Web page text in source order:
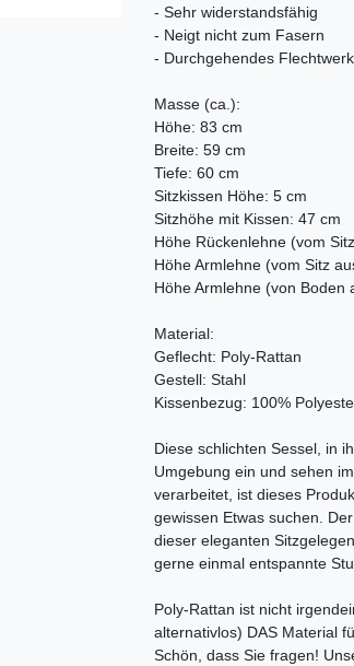
- Sehr widerstandsfähig
- Neigt nicht zum Fasern
- Durchgehendes
Masse (ca.):
Höhe: 83 cm
Breite: 59 cm
Tiefe: 60 cm
Sitzkissen Höhe: 5 cm
Sitzhöhe mit Kissen: 47 cm
Höhe Rückenlehne (vom
Höhe Armlehne (vom Sitz
Höhe Armlehne (von Boden
Material:
Geflecht: Poly-Rattan
Gestell: Stahl
Kissenbezug: 100%
Diese schlichten Sessel, in
Umgebung ein und sehen
verarbeitet, ist dieses
gewissen Etwas suchen.
dieser eleganten
gerne einmal entspannte
Poly-Rattan ist nicht
alternativlos) DAS Material
Schön, dass Sie fragen!